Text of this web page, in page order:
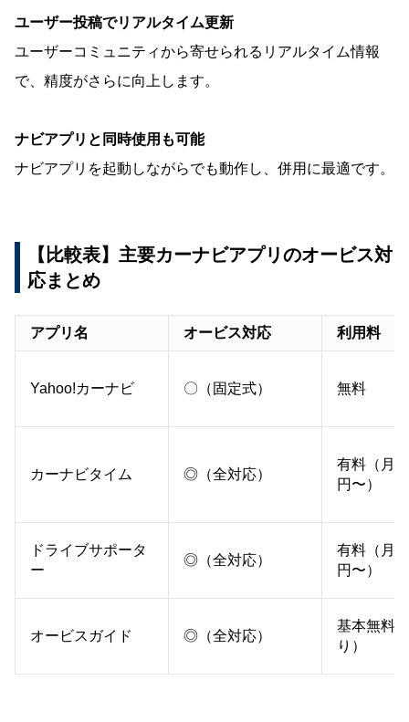
ユーザー投稿でリアルタイム更新
ユーザーコミュニティから寄せられるリアルタイム情報
で、精度がさらに向上します。
ナビアプリと同時使用も可能
ナビアプリを起動しながらでも動作し、併用に最適です。
【比較表】主要カーナビアプリのオービス対
応まとめ
アプリ名 オービス対応 利用料
Yahoo!カーナビ 〇（固定式） 無料
カーナビタイム ◎（全対応）
有料（月
円〜）
ドライブサポータ
ー
◎（全対応）
有料（月
円〜）
オービスガイド ◎（全対応）
基本無料
り）